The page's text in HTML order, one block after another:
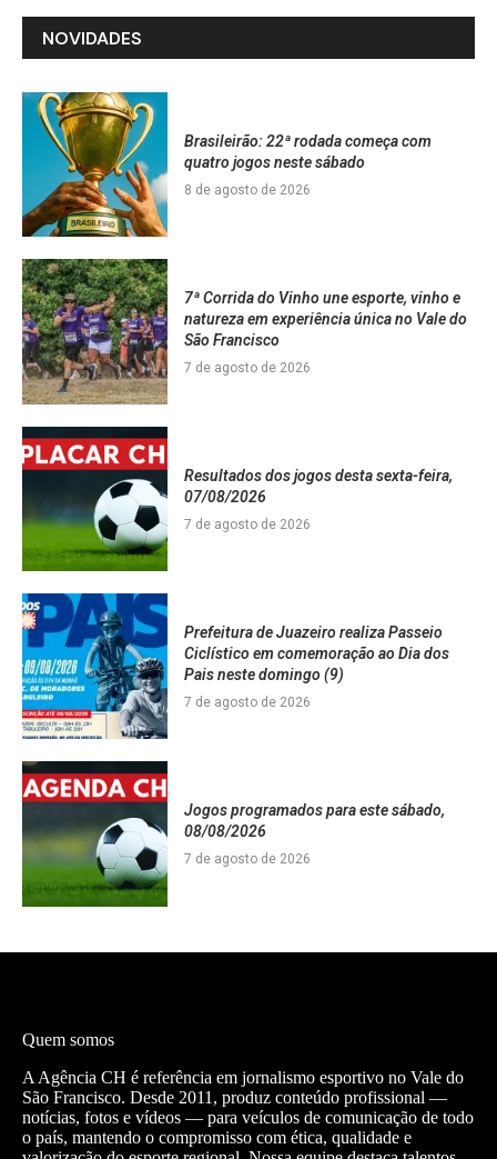
NOVIDADES
Brasileirão: 22ª rodada começa com
quatro jogos neste sábado
8 de agosto de 2026
7ª Corrida do Vinho une esporte, vinho e
natureza em experiência única no Vale do
São Francisco
7 de agosto de 2026
Resultados dos jogos desta sexta-feira,
07/08/2026
7 de agosto de 2026
Prefeitura de Juazeiro realiza Passeio
Ciclístico em comemoração ao Dia dos
Pais neste domingo (9)
7 de agosto de 2026
Jogos programados para este sábado,
08/08/2026
7 de agosto de 2026
Quem somos
A Agência CH é referência em jornalismo esportivo no Vale do
São Francisco. Desde 2011, produz conteúdo profissional —
notícias, fotos e vídeos — para veículos de comunicação de todo
o país, mantendo o compromisso com ética, qualidade e